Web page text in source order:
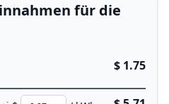
für die
$ 1.75